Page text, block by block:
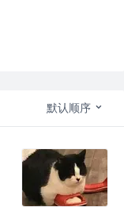
默认顺序